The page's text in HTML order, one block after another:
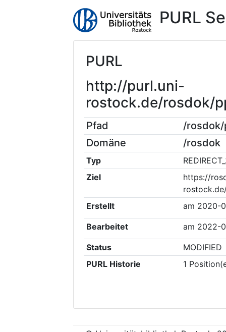
PURL
PURL
http://purl.uni-
rostock.de/rosdok/
Pfad
/
Domäne
/rosdok
Typ
Ziel
https://
Erstellt
am 2020-
Bearbeitet am 2022-
Status
MODIFIED
PURL Historie
1